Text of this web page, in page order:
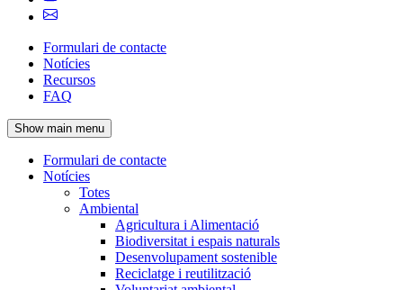
Navegació
principal
de
l'encapçalament
Formulari de contacte
Notícies
Recursos
FAQ
Show main menu
Navegació
principal
Formulari de contacte
Notícies
Totes
Ambiental
Agricultura i Alimentació
Biodiversitat i espais naturals
Desenvolupament sostenible
Reciclatge i reutilització